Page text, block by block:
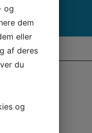
og
dem
eller
af deres
du
og